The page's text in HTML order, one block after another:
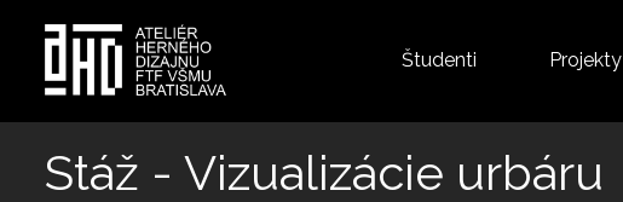
Skočiť
hlavný
Top
Študenti Projekty
Stáž - Vizualizácie urbáru